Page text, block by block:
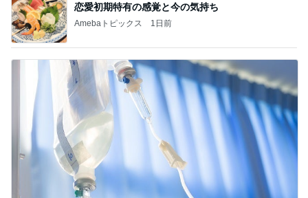
恋愛初期特有の感覚と今の気持ち
Amebaトピックス 1日前